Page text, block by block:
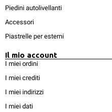
Piedini autolivellanti
Accessori
Piastrelle per esterni
Il mio account
I miei ordini
I miei crediti
I miei indirizzi
I miei dati